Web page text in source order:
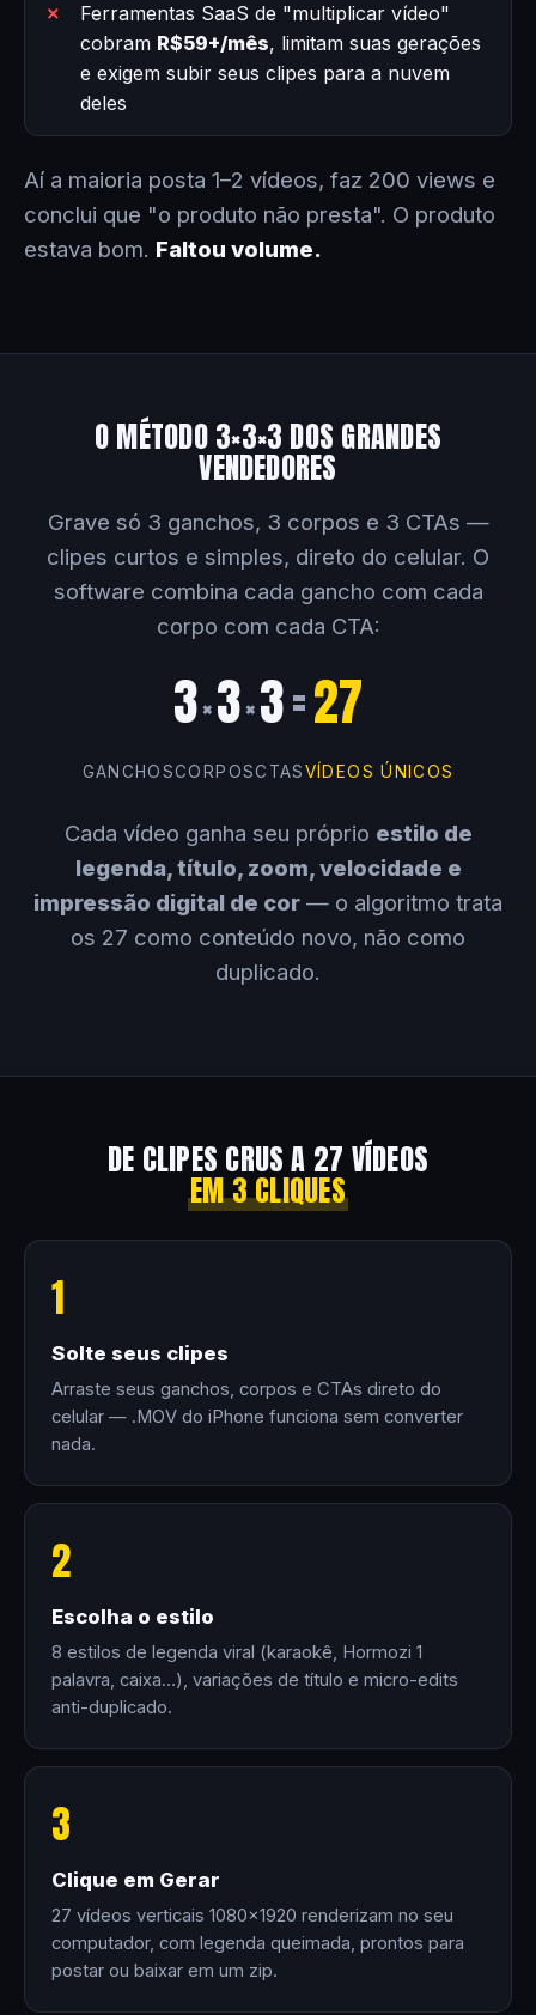
Ferramentas SaaS de "multiplicar vídeo"
cobram R$59+/mês, limitam suas gerações
e exigem subir seus clipes para a nuvem
deles
Aí a maioria posta 1–2 vídeos, faz 200 views e
conclui que "o produto não presta". O produto
estava bom. Faltou volume.
O MÉTODO 3×3×3 DOS GRANDES
VENDEDORES
Grave só 3 ganchos, 3 corpos e 3 CTAs —
clipes curtos e simples, direto do celular. O
software combina cada gancho com cada
corpo com cada CTA:
3×3×3=27
GANCHOSCORPOSCTASVÍDEOS ÚNICOS
Cada vídeo ganha seu próprio estilo de
legenda, título, zoom, velocidade e
impressão digital de cor — o algoritmo trata
os 27 como conteúdo novo, não como
duplicado.
DE CLIPES CRUS A 27 VÍDEOS
EM 3 CLIQUES
1
Solte seus clipes
Arraste seus ganchos, corpos e CTAs direto do
celular — .MOV do iPhone funciona sem converter
nada.
2
Escolha o estilo
8 estilos de legenda viral (karaokê, Hormozi 1
palavra, caixa…), variações de título e micro-edits
anti-duplicado.
3
Clique em Gerar
27 vídeos verticais 1080×1920 renderizam no seu
computador, com legenda queimada, prontos para
postar ou baixar em um zip.